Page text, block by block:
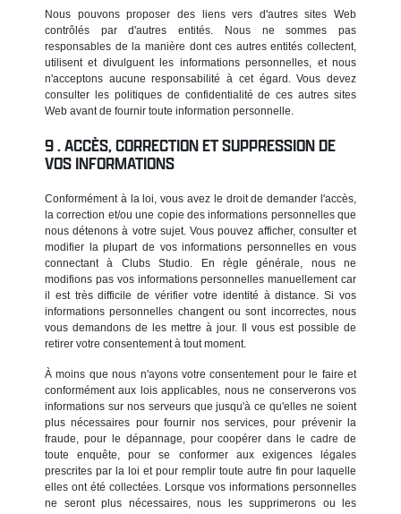
Nous pouvons proposer des liens vers d'autres sites Web
contrôlés par d'autres entités. Nous ne sommes pas
responsables de la manière dont ces autres entités collectent,
utilisent et divulguent les informations personnelles, et nous
n'acceptons aucune responsabilité à cet égard. Vous devez
consulter les politiques de confidentialité de ces autres sites
Web avant de fournir toute information personnelle.
ACCÈS, CORRECTION ET SUPPRESSION DE
VOS INFORMATIONS
Conformément à la loi, vous avez le droit de demander l'accès,
la correction et/ou une copie des informations personnelles que
nous détenons à votre sujet. Vous pouvez afficher, consulter et
modifier la plupart de vos informations personnelles en vous
connectant à Clubs Studio. En règle générale, nous ne
modifions pas vos informations personnelles manuellement car
il est très difficile de vérifier votre identité à distance. Si vos
informations personnelles changent ou sont incorrectes, nous
vous demandons de les mettre à jour. Il vous est possible de
retirer votre consentement à tout moment.
À moins que nous n'ayons votre consentement pour le faire et
conformément aux lois applicables, nous ne conserverons vos
informations sur nos serveurs que jusqu'à ce qu'elles ne soient
plus nécessaires pour fournir nos services, pour prévenir la
fraude, pour le dépannage, pour coopérer dans le cadre de
toute enquête, pour se conformer aux exigences légales
prescrites par la loi et pour remplir toute autre fin pour laquelle
elles ont été collectées. Lorsque vos informations personnelles
ne seront plus nécessaires, nous les supprimerons ou les